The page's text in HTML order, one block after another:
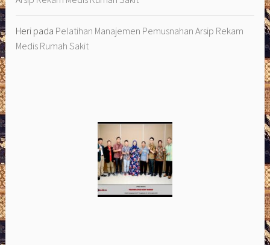
Heri pada Pelatihan Manajemen Pemusnahan Arsip Rekam
Medis Rumah Sakit